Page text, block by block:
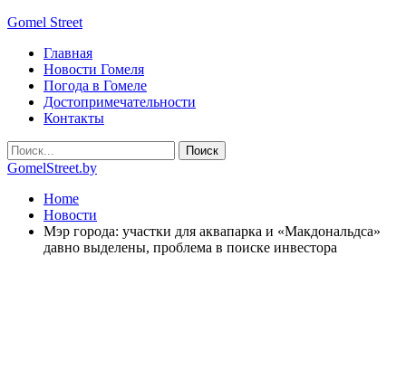
Gomel Street
Главная
Новости Гомеля
Погода в Гомеле
Достопримечательности
Контакты
GomelStreet.by
Home
Новости
Мэр города: участки для аквапарка и «Макдональдса»
давно выделены, проблема в поиске инвестора